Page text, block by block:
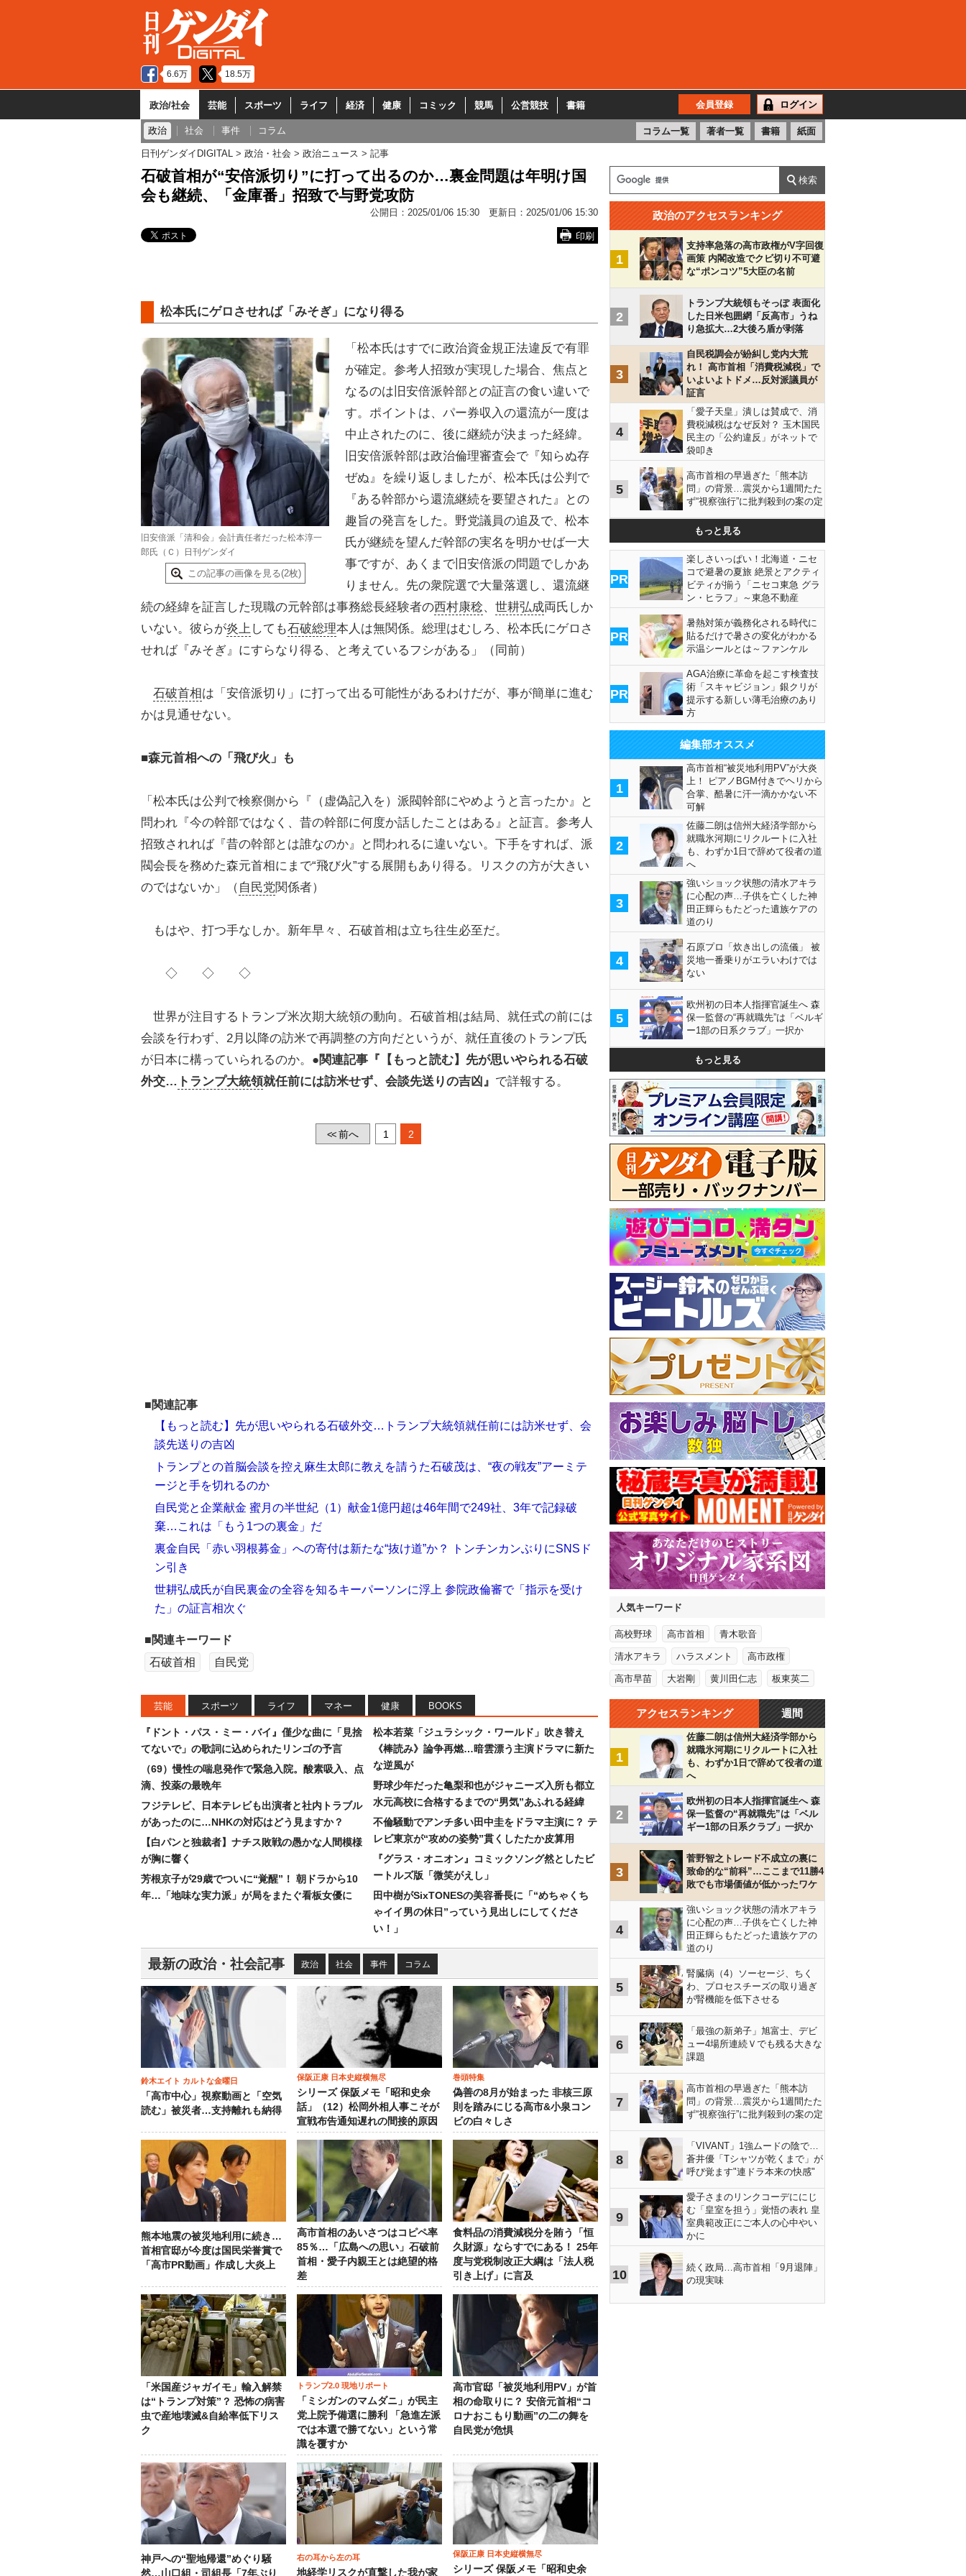
6.6万 18.5万
政治/社会 芸能 スポーツ ライフ 経済 健康 コミック 競馬 公営競技 書籍 会員登録 ログイン
政治 社会 事件 コラム コラム一覧 著者一覧 書籍 紙面
日刊ゲンダイDIGITAL 政治・社会 政治ニュース 記事
石破首相が“安倍派切り”に打って出るのか…裏金問題は年明け国
会も継続、「金庫番」招致で与野党攻防
公開日： 2025/01/06 15:30 更新日： 2025/01/06 15:30
印刷
松本氏にゲロさせれば「みそぎ」になり得る
旧安倍派「清和会」会計責任者だった松本淳一
郎氏（Ｃ）日刊ゲンダイ
この記事の画像を見る(2枚)
「松本氏はすでに政治資金規正法違反で有罪
が確定。参考人招致が実現した場合、焦点と
なるのは旧安倍派幹部との証言の食い違いで
す。ポイントは、パー券収入の還流が一度は
中止されたのに、後に継続が決まった経緯。
旧安倍派幹部は政治倫理審査会で『知らぬ存
ぜぬ』を繰り返しましたが、松本氏は公判で
『ある幹部から還流継続を要望された』との
趣旨の発言をした。野党議員の追及で、松本
氏が継続を望んだ幹部の実名を明かせば一大
事ですが、あくまで旧安倍派の問題でしかあ
りません。先の衆院選で大量落選し、還流継
続の経緯を証言した現職の元幹部は事務総長経験者の西村康稔、 世耕弘成両氏しか
いない。彼らが炎上 しても石破総理本人は無関係。総理はむしろ、松本氏にゲロさ
せれば『みそぎ』にすらなり得る、と考えているフシがある」（同前）
石破首相は「安倍派切り」に打って出る可能性があるわけだが、事が簡単に進む
かは見通せない。
■森元首相への「飛び火」も
「松本氏は公判で検察側から『（虚偽記入を）派閥幹部にやめようと言ったか』と
問われ『今の幹部ではなく、昔の幹部に何度か話したことはある』と証言。参考人
招致されれば『昔の幹部とは誰なのか』と問われるに違いない。下手をすれば、派
閥会長を務めた森元首相にまで“飛び火”する展開もあり得る。リスクの方が大きい
のではないか」（ 自民党関係者）
もはや、打つ手なしか。新年早々、石破首相は立ち往生必至だ。
◇ ◇ ◇
世界が注目するトランプ米次期大統領の動向。石破首相は結局、就任式の前には
会談を行わず、2月以降の訪米で再調整の方向だというが、就任直後のトランプ氏
が日本に構っていられるのか。 ●関連記事『【もっと読む】先が思いやられる石破
外交… トランプ大統領就任前には訪米せず、会談先送りの吉凶』 で詳報する。
<<前へ 1 2
■関連記事
【もっと読む】先が思いやられる石破外交…トランプ大統領就任前には訪米せず、会
談先送りの吉凶
トランプとの首脳会談を控え麻生太郎に教えを請うた石破茂は、“夜の戦友”アーミテ
ージと手を切れるのか
自民党と企業献金 蜜月の半世紀（1）献金1億円超は46年間で249社、3年で記録破
棄…これは「もう1つの裏金」だ
裏金自民「赤い羽根募金」への寄付は新たな“抜け道”か？ トンチンカンぶりにSNSド
ン引き
世耕弘成氏が自民裏金の全容を知るキーパーソンに浮上 参院政倫審で「指示を受け
た」の証言相次ぐ
■関連キーワード
石破首相
自民党
芸能 スポーツ ライフ マネー 健康 BOOKS
『ドント・パス・ミー・バイ』僅少な曲に「見捨
てないで」の歌詞に込められたリンゴの予言
（69）慢性の喘息発作で緊急入院。酸素吸入、点
滴、投薬の最晩年
フジテレビ、日本テレビも出演者と社内トラブル
があったのに…NHKの対応はどう見ますか？
【白パンと独裁者】ナチス敗戦の愚かな人間模様
が胸に響く
芳根京子が29歳でついに“覚醒”！ 朝ドラから10
年…「地味な実力派」が局をまたぐ看板女優に
松本若菜「ジュラシック・ワールド」吹き替え
《棒読み》論争再燃…暗雲漂う主演ドラマに新た
な逆風が
野球少年だった亀梨和也がジャニーズ入所も都立
水元高校に合格するまでの“男気”あふれる経緯
不倫騒動でアンチ多い田中圭をドラマ主演に？ テ
レビ東京が“攻めの姿勢”貫くしたたか皮算用
『グラス・オニオン』コミックソング然としたビ
ートルズ版「微笑がえし」
田中樹がSixTONESの美容番長に「“めちゃくち
ゃイイ男の休日”っていう見出しにしてくださ
い！」
最新の政治・社会記事 政治 社会 事件 コラム
鈴木エイト カルトな金曜日
「高市中心」視察動画と「空気
読む」被災者…支持離れも納得
保阪正康 日本史縦横無尽
シリーズ 保阪メモ「昭和史余
話」（12）松岡外相人事こそが
宣戦布告通知遅れの間接的原因
巻頭特集
偽善の8月が始まった 非核三原
則を踏みにじる高市&小泉コン
ビの白々しさ
熊本地震の被災地利用に続き…
首相官邸が今度は国民栄誉賞で
「高市PR動画」作成し大炎上
高市首相のあいさつはコピペ率
85％…「広島への思い」石破前
首相・愛子内親王とは絶望的格
差
食料品の消費減税分を賄う「恒
久財源」ならすでにある！ 25年
度与党税制改正大綱は「法人税
引き上げ」に言及
「米国産ジャガイモ」輸入解禁
は“トランプ対策”？ 恐怖の病害
虫で産地壊滅&自給率低下リス
ク
トランプ2.0 現地リポート
「ミシガンのマムダニ」が民主
党上院予備選に勝利 「急進左派
では本選で勝てない」という常
識を覆すか
高市官邸「被災地利用PV」が首
相の命取りに？ 安倍元首相“コ
ロナおこもり動画”の二の舞を
自民党が危惧
神戸への“聖地帰還”めぐり騒
然…山口組・司組長「7年ぶり
右の耳から左の耳
地経学リスクが直撃した我が家
保阪正康 日本史縦横無尽
シリーズ 保阪メモ「昭和史余
政治のアクセスランキング
1
支持率急落の高市政権がV字回復
画策 内閣改造でクビ切り不可避
な“ポンコツ”5大臣の名前
2
トランプ大統領もそっぽ 表面化
した日米包囲網「反高市」うね
り急拡大…2大後ろ盾が剥落
3
自民税調会が紛糾し党内大荒
れ！ 高市首相「消費税減税」で
いよいよトドメ…反対派議員が
証言
4
「愛子天皇」潰しは賛成で、消
費税減税はなぜ反対？ 玉木国民
民主の「公約違反」がネットで
袋叩き
5
高市首相の早過ぎた「熊本訪
問」の背景…震災から1週間たた
ず“視察強行”に批判殺到の案の定
もっと見る
PR
楽しさいっぱい！北海道・ニセ
コで避暑の夏旅 絶景とアクティ
ビティが揃う「ニセコ東急 グラ
ン・ヒラフ」～東急不動産
PR
暑熱対策が義務化される時代に
貼るだけで暑さの変化がわかる
示温シールとは～ファンケル
PR
AGA治療に革命を起こす検査技
術「スキャビジョン」銀クリが
提示する新しい薄毛治療のあり
方
編集部オススメ
1
高市首相“被災地利用PV”が大炎
上！ ピアノBGM付きでヘリから
合掌、酷暑に汗一滴かかない不
可解
2
佐藤二朗は信州大経済学部から
就職氷河期にリクルートに入社
も、わずか1日で辞めて役者の道
へ
3
強いショック状態の清水アキラ
に心配の声…子供を亡くした神
田正輝らもたどった遺族ケアの
道のり
4
石原プロ「炊き出しの流儀」 被
災地一番乗りがエラいわけでは
ない
5
欧州初の日本人指揮官誕生へ 森
保一監督の“再就職先”は「ベルギ
ー1部の日系クラブ」一択か
もっと見る
人気キーワード
高校野球 高市首相 青木歌音
清水アキラ ハラスメント 高市政権
高市早苗 大岩剛 黄川田仁志 板東英二
アクセスランキング 週間
1
佐藤二朗は信州大経済学部から
就職氷河期にリクルートに入社
も、わずか1日で辞めて役者の道
へ
2
欧州初の日本人指揮官誕生へ 森
保一監督の“再就職先”は「ベル
ギー1部の日系クラブ」一択か
3
菅野智之トレード不成立の裏に
致命的な“前科”…ここまで11勝4
敗でも市場価値が低かったワケ
4
強いショック状態の清水アキラ
に心配の声…子供を亡くした神
田正輝らもたどった遺族ケアの
道のり
5
腎臓病（4）ソーセージ、ちく
わ、プロセスチーズの取り過ぎ
が腎機能を低下させる
6
「最強の新弟子」旭富士、デビ
ュー4場所連続Ｖでも残る大きな
課題
7
高市首相の早過ぎた「熊本訪
問」の背景…震災から1週間たた
ず“視察強行”に批判殺到の案の定
8
「VIVANT」1強ムードの陰で…
蒼井優「Tシャツが乾くまで」が
呼び覚ます"連ドラ本来の快感"
9
愛子さまのリンクコーデににじ
む「皇室を担う」覚悟の表れ 皇
室典範改正にご本人の心中やい
かに
10
続く政局…高市首相「9月退陣」
の現実味